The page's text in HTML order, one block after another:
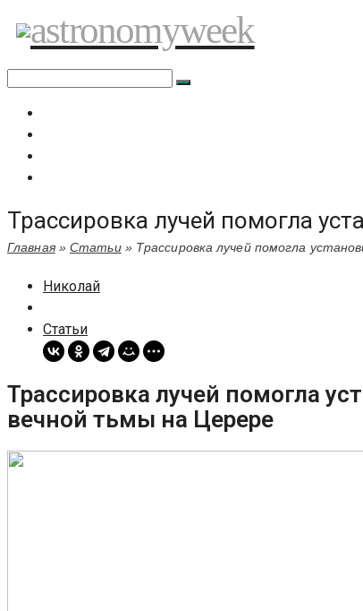
astronomyweek
Трассировка лучей помогла
Главная»Статьи» Трассировка лучей помогла
Николай
Статьи
Трассировка лучей помогла
вечной тьмы на Церере